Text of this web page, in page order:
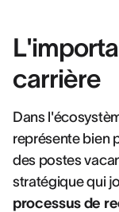
carrière
Dans
représente bien
des postes
stratégique qui
processus de